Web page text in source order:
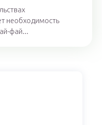
необходимость
фай...